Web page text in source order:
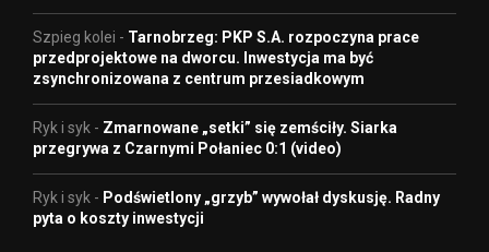
Szpieg kolei - Tarnobrzeg: PKP S.A. rozpoczyna prace
przedprojektowe na dworcu. Inwestycja ma być
zsynchronizowana z centrum przesiadkowym
Ryk i syk - Zmarnowane „setki” się zemściły. Siarka
przegrywa z Czarnymi Połaniec 0:1 (video)
Ryk i syk - Podświetlony „grzyb” wywołał dyskusję. Radny
pyta o koszty inwestycji